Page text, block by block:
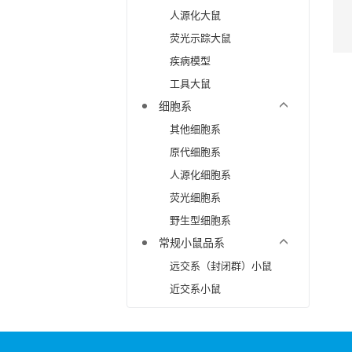
人源化大鼠
荧光示踪大鼠
疾病模型
工具大鼠
细胞系
其他细胞系
原代细胞系
人源化细胞系
荧光细胞系
野生型细胞系
常规小鼠品系
远交系（封闭群）小鼠
近交系小鼠